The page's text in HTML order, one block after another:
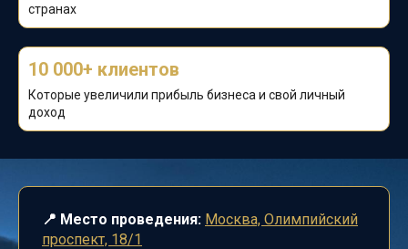
странах
10 000+ клиентов
Которые увеличили прибыль бизнеса и свой личный
доход
📍 Место проведения: Москва, Олимпийский
проспект, 18/1